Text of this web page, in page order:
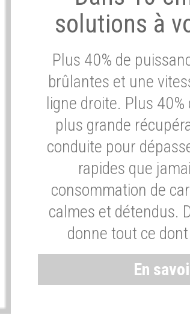
solutions à
Plus 40% de
brûlantes et une
ligne droite. Plus
plus grande
conduite pour
rapides que
consommation de
calmes et détendus.
donne tout ce
En